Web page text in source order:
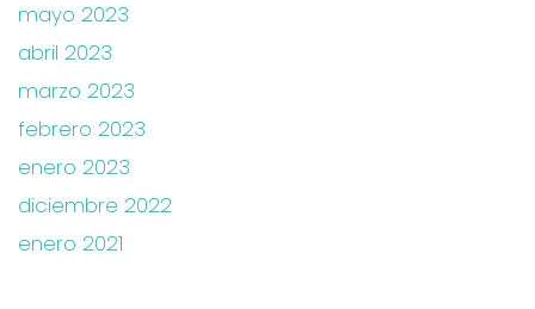
mayo 2023
abril 2023
marzo 2023
febrero 2023
enero 2023
diciembre 2022
enero 2021